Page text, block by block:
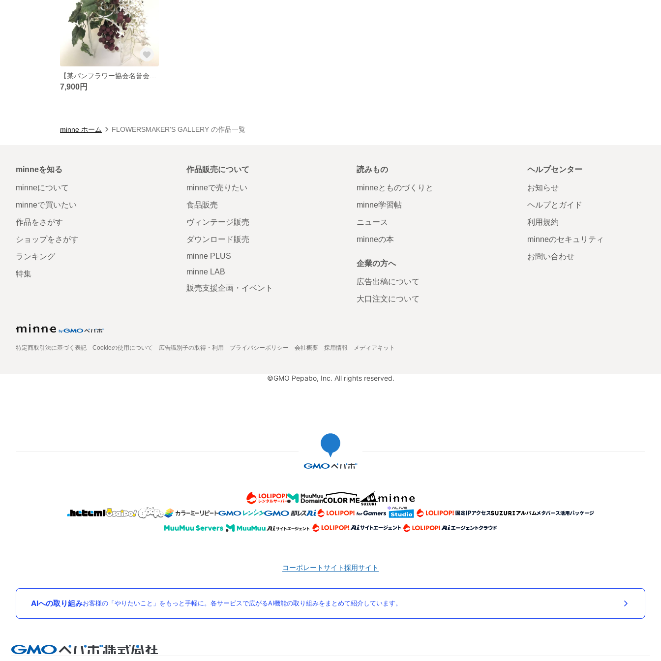
7,900円
minne ホーム FLOWERSMAKER'S GALLERY の作品一覧
minneを知る
minneについて
minneで買いたい
作品をさがす
ショップをさがす
ランキング
特集
作品販売について
minneで売りたい
食品販売
ヴィンテージ販売
ダウンロード販売
minne PLUS
minne LAB
販売支援企画・イベント
読みもの
minneとものづくりと
minne学習帖
ニュース
minneの本
企業の方へ
広告出稿について
大口注文について
ヘルプセンター
お知らせ
ヘルプとガイド
利用規約
minneのセキュリティ
お問い合わせ
特定商取引法に基づく表記 Cookieの使用について 広告識別子の取得・利用 プライバシーポリシー 会社概要 採用情報 メディアキット
©GMO Pepabo, Inc. All rights reserved.
コーポレートサイト採用サイト
AIへの取り組みお客様の「やりたいこと」をもっと手軽に。各サービスで広がるAI機能の取り組みをまとめて紹介しています。